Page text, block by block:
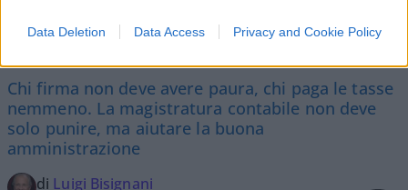
Data Deletion Data Access Privacy and Cookie Policy
Corte dei conti, la riforma a
metà: si poteva fare di più
Chi firma non deve avere paura, chi paga le tasse
nemmeno. La magistratura contabile non deve
solo punire, ma aiutare la buona
amministrazione
di Luigi Bisignani